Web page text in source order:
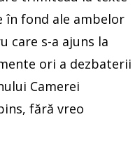
în fond ale ambelor
care s-a ajuns la
ori a dezbaterii
Camerei
fără vreo